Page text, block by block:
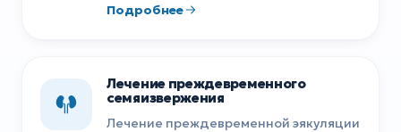
Подробнее
Лечение преждевременного
семяизвержения
Лечение преждевременной эякуляции